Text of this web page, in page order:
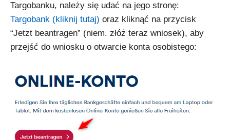
Targobanku, należy się udać na jego stronę:
Targobank (kliknij tutaj) oraz kliknąć na przycisk
“Jetzt beantragen” (niem. złóż teraz wniosek), aby
przejść do wniosku o otwarcie konta osobistego: